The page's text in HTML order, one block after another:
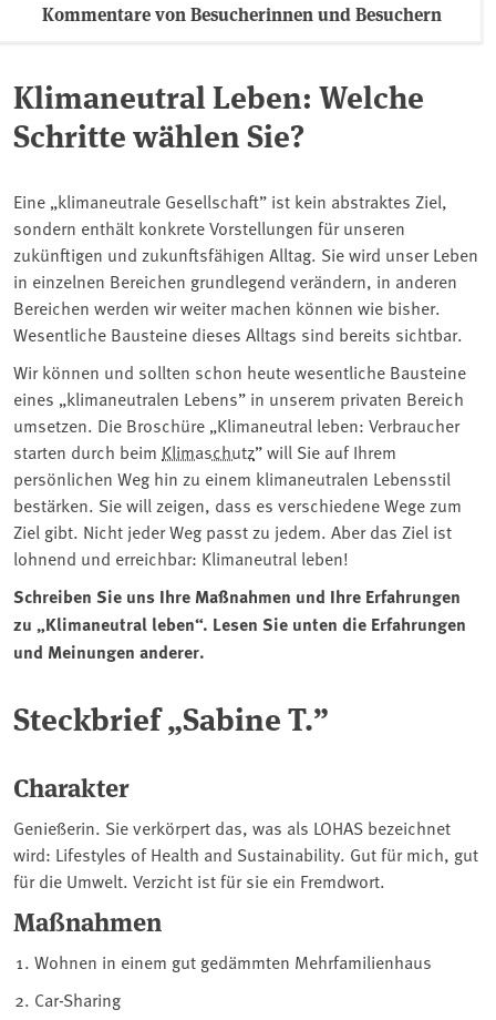
Kommentare von Besucherinnen und Besuchern
Klimaneutral Leben: Welche
Schritte wählen Sie?
Eine „klimaneutrale Gesellschaft” ist kein abstraktes Ziel,
sondern enthält konkrete Vorstellungen für unseren
zukünftigen und zukunftsfähigen Alltag. Sie wird unser Leben
in einzelnen Bereichen grundlegend verändern, in anderen
Bereichen werden wir weiter machen können wie bisher.
Wesentliche Bausteine dieses Alltags sind bereits sichtbar.
Wir können und sollten schon heute wesentliche Bausteine
eines „klimaneutralen Lebens” in unserem privaten Bereich
umsetzen. Die Broschüre „Klimaneutral leben: Verbraucher
starten durch beim Klimaschutz” will Sie auf Ihrem
persönlichen Weg hin zu einem klimaneutralen Lebensstil
bestärken. Sie will zeigen, dass es verschiedene Wege zum
Ziel gibt. Nicht jeder Weg passt zu jedem. Aber das Ziel ist
lohnend und erreichbar: Klimaneutral leben!
Schreiben Sie uns Ihre Maßnahmen und Ihre Erfahrungen
zu „Klimaneutral leben“. Lesen Sie unten die Erfahrungen
und Meinungen anderer.
Steckbrief „Sabine T.”
Charakter
Genießerin. Sie verkörpert das, was als LOHAS bezeichnet
wird: Lifestyles of Health and Sustainability. Gut für mich, gut
für die Umwelt. Verzicht ist für sie ein Fremdwort.
Maßnahmen
Wohnen in einem gut gedämmten Mehrfamilienhaus
Car-Sharing